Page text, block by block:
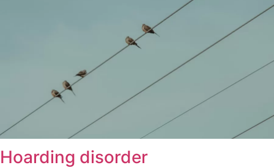
Hoarding disorder